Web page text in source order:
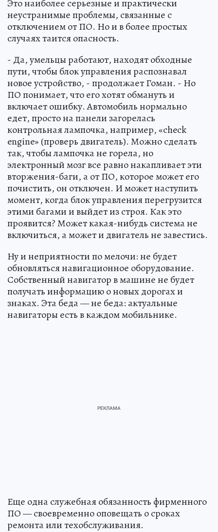
Это наиболее серьезные и практически
неустранимые проблемы, связанные с
отключением от ПО. Но и в более простых
случаях таится опасность.
- Да, умельцы работают, находят обходные
пути, чтобы блок управления распознавал
новое устройство, - продолжает Гоман. - Но
ПО понимает, что его хотят обмануть и
включает ошибку. Автомобиль нормально
едет, просто на панели загорелась
контрольная лампочка, например, «check
engine» (проверь двигатель). Можно сделать
так, чтобы лампочка не горела, но
электронный мозг все равно накапливает эти
вторжения-баги, а от ПО, которое может его
почистить, он отключен. И может наступить
момент, когда блок управления перегрузится
этими багами и выйдет из строя. Как это
проявится? Может какая-нибудь система не
включиться, а может и двигатель не завестись.
Ну и неприятности по мелочи: не будет
обновляться навигационное оборудование.
Собственный навигатор в машине не будет
получать информацию о новых дорогах и
знаках. Эта беда — не беда: актуальные
навигаторы есть в каждом мобильнике.
Еще одна служебная обязанность фирменного
ПО — своевременно оповещать о сроках
ремонта или техобслуживания.